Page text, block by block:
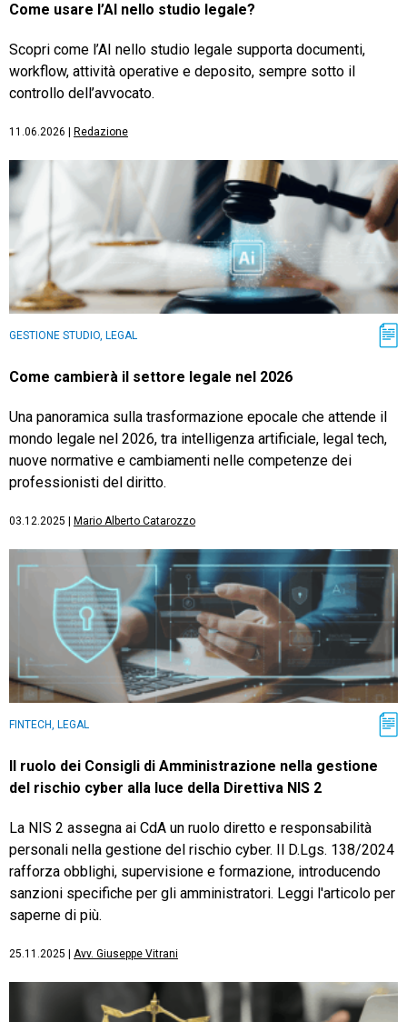
Come usare l’AI nello studio legale?
Scopri come l’AI nello studio legale supporta documenti,
workflow, attività operative e deposito, sempre sotto il
controllo dell’avvocato.
11.06.2026 Redazione
GESTIONE STUDIO, LEGAL
Come cambierà il settore legale nel 2026
Una panoramica sulla trasformazione epocale che attende il
mondo legale nel 2026, tra intelligenza artificiale, legal tech,
nuove normative e cambiamenti nelle competenze dei
professionisti del diritto.
03.12.2025 Mario Alberto Catarozzo
FINTECH, LEGAL
Il ruolo dei Consigli di Amministrazione nella gestione
del rischio cyber alla luce della Direttiva NIS 2
La NIS 2 assegna ai CdA un ruolo diretto e responsabilità
personali nella gestione del rischio cyber. Il D.Lgs. 138/2024
rafforza obblighi, supervisione e formazione, introducendo
sanzioni specifiche per gli amministratori. Leggi l'articolo per
saperne di più.
25.11.2025 Avv. Giuseppe Vitrani